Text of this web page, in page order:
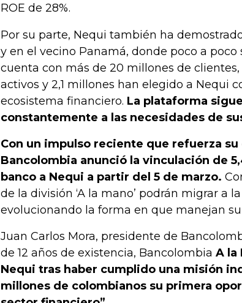
ROE de 28%.
Por su parte, Nequi también ha
y en el vecino Panamá, donde poco a
cuenta con más de 20 millones de clientes,
activos y 2,1 millones han elegido a Nequi
ecosistema financiero. La plataforma
constantemente a las necesidades de
Con un impulso reciente que refuerza
Bancolombia anunció la vinculación de
banco a Nequi a partir del 5 de marzo.
de la división ‘A la mano’ podrán migrar a
evolucionando la forma en que manejan
Juan Carlos Mora, presidente de
de 12 años de existencia, Bancolombia A la
Nequi tras haber cumplido una misión
millones de colombianos su primera